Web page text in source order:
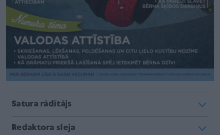
Satura rādītājs
Redaktora sleja